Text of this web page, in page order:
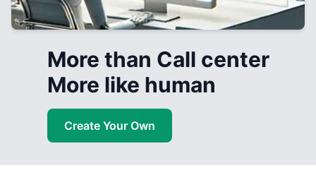
More than Call center
More like human
Create Your Own